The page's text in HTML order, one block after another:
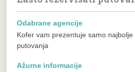
Odabrane agencije
Kofer vam prezentuje samo
putovanja
Ažurne informacije